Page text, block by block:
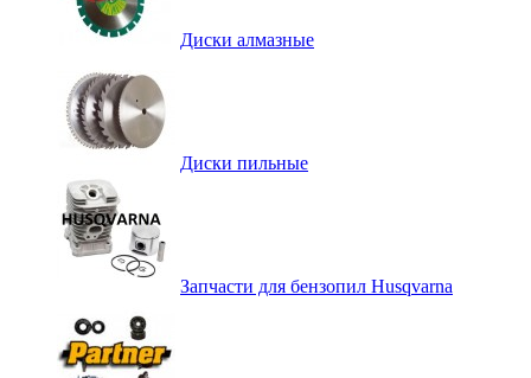
Диски алмазные
Диски пильные
Запчасти для бензопил Husqvarna